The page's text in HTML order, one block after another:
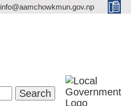
info@aamchowkmun.gov.np